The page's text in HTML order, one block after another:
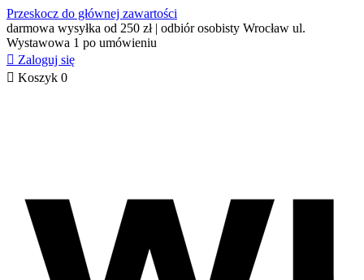
Przeskocz do głównej zawartości
darmowa wysyłka od 250 zł | odbiór osobisty Wrocław ul.
Wystawowa 1 po umówieniu
 Zaloguj się
 Koszyk 0